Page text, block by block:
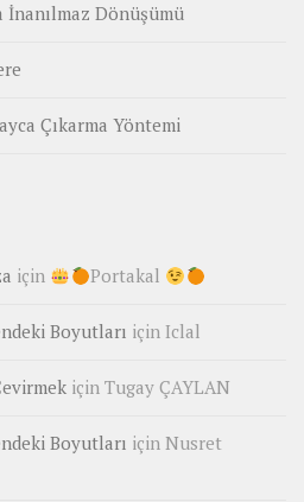
İnanılmaz Dönüşümü
Çıkarma Yöntemi
için Portakal
Boyutları için Iclal
için Tugay ÇAYLAN
Boyutları için Nusret